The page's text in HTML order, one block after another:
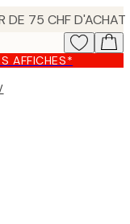
AFFICHES*